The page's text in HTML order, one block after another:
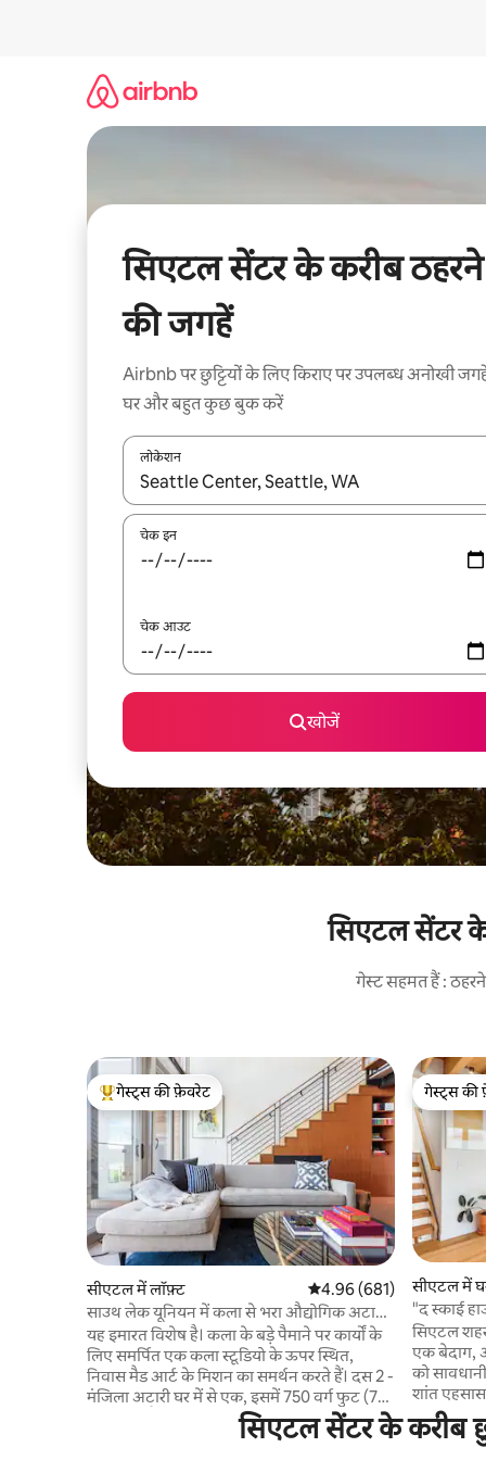
सिएटल सेंटर के करीब ठहरने
की जगहें
Airbnb पर छुट्टियों के लिए किराए पर उपलब्ध अनोखी
घर और बहुत कुछ बुक करें
लोकेशन
नतीजों के उपलब्ध होने पर, अप और डाउन 'ऐरो की' का
चेक इन
चेक आउट
खोजें
सिएटल सेंटर के
गेस्ट सहमत हैं :
गेस्ट्स का टॉप फ़ेवरेट
गेस्ट्स की फ़ेवरेट
सीएटल में लॉफ़्ट औसत रेटिंग 5 में से 4.96, 681
4.96 (681)
साउथ लेक यूनियन में कला से भरा औद्योगिक अटारी
घर
यह इमारत विशेष है। कला के बड़े पैमाने पर कार्यों के
लिए समर्पित एक कला स्टूडियो के ऊपर स्थित,
निवास मैड आर्ट के मिशन का समर्थन करते हैं। दस 2 -
मंजिला अटारी घर में से एक, इसमें 750 वर्ग फुट (70
मीटर वर्ग) है, साथ ही एक डेक और बीबीक्यू के साथ
एक सांप्रदायिक छत डेक तक पहुंच है। ग्राहम बाबा
गेस्ट्स की
गेस्ट्स की
सीएटल में
"द स्काई
सिएटल शहर
एक बेदाग,
को
शांत एहसास
साफ़-
एरिया का
और खुली जगह से
सिएटल सेंटर के करीब